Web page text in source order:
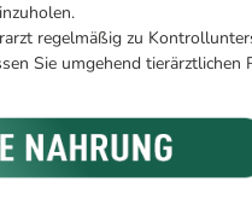
regelmäßig zu
Sie umgehend tierärztlichen